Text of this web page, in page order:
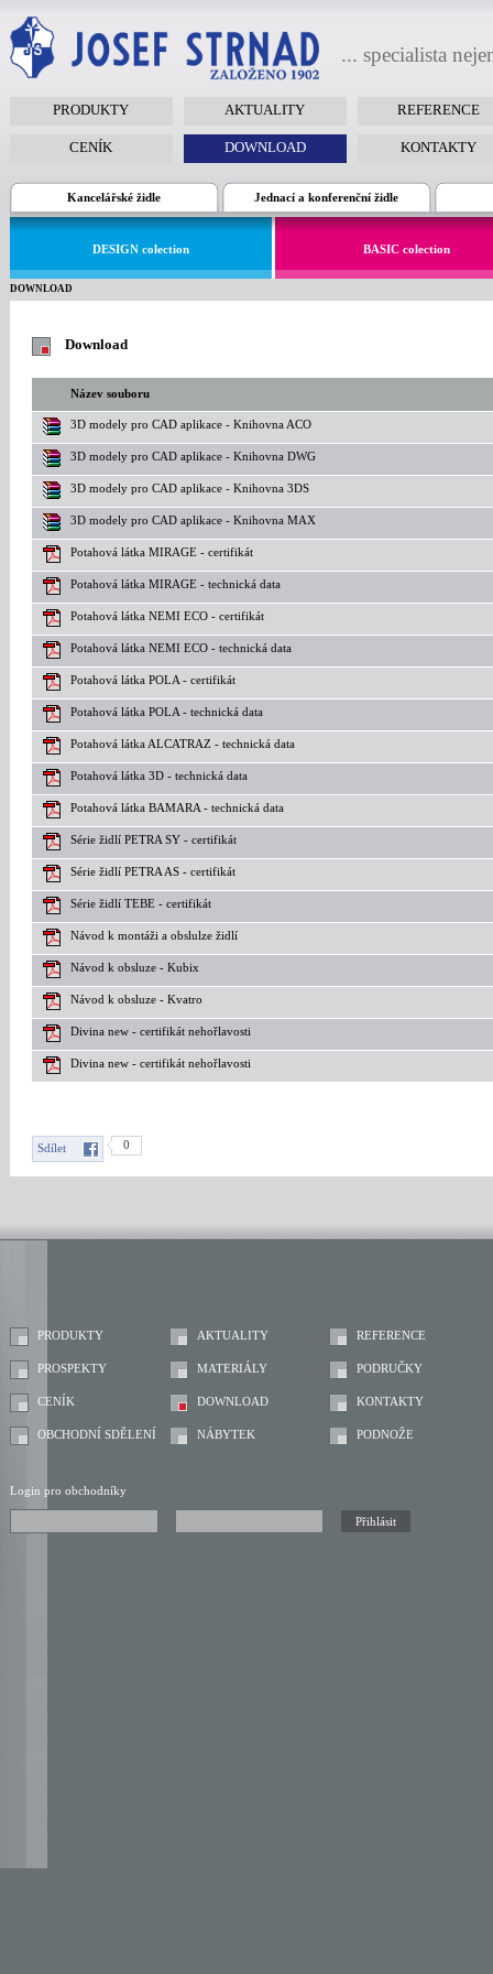
... specialista
PRODUKTY AKTUALITY REFERENCE
CENÍK DOWNLOAD KONTAKTY
Kancelářské židle Jednací a konferenční židle
DESIGN colection BASIC colection
DOWNLOAD
Download
Název souboru
3D modely pro CAD aplikace - Knihovna ACO
3D modely pro CAD aplikace - Knihovna DWG
3D modely pro CAD aplikace - Knihovna 3DS
3D modely pro CAD aplikace - Knihovna MAX
Potahová látka MIRAGE - certifikát
Potahová látka MIRAGE - technická data
Potahová látka NEMI ECO - certifikát
Potahová látka NEMI ECO - technická data
Potahová látka POLA - certifikát
Potahová látka POLA - technická data
Potahová látka ALCATRAZ - technická data
Potahová látka 3D - technická data
Potahová látka BAMARA - technická data
Série židlí PETRA SY - certifikát
Série židlí PETRA AS - certifikát
Série židlí TEBE - certifikát
Návod k montáži a obslulze židlí
Návod k obsluze - Kubix
Návod k obsluze - Kvatro
Divina new - certifikát nehořlavosti
Divina new - certifikát nehořlavosti
Sdílet 0
PRODUKTY AKTUALITY REFERENCE
PROSPEKTY MATERIÁLY PODRUČKY
CENÍK DOWNLOAD KONTAKTY
OBCHODNÍ SDĚLENÍ NÁBYTEK PODNOŽE
Login pro obchodníky